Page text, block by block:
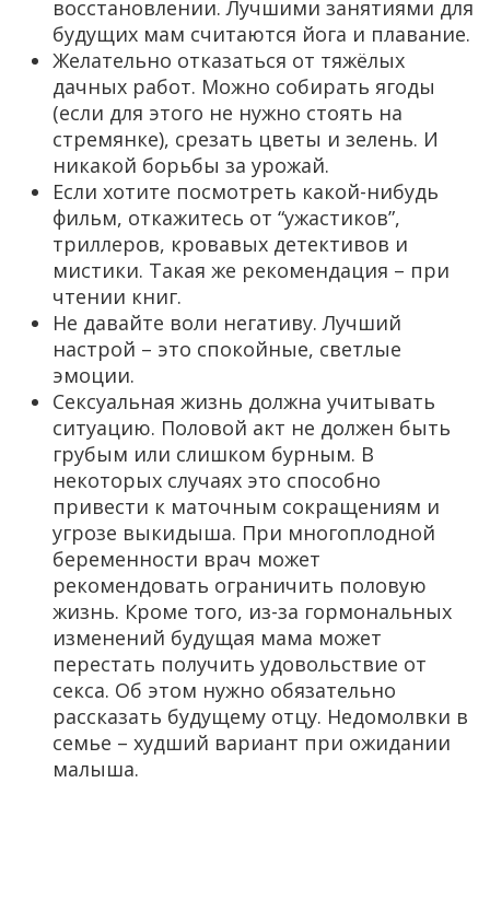
восстановлении. Лучшими занятиями для
будущих мам считаются йога и плавание.
Желательно отказаться от тяжёлых
дачных работ. Можно собирать ягоды
(если для этого не нужно стоять на
стремянке), срезать цветы и зелень. И
никакой борьбы за урожай.
Если хотите посмотреть какой-нибудь
фильм, откажитесь от “ужастиков”,
триллеров, кровавых детективов и
мистики. Такая же рекомендация – при
чтении книг.
Не давайте воли негативу. Лучший
настрой – это спокойные, светлые
эмоции.
Сексуальная жизнь должна учитывать
ситуацию. Половой акт не должен быть
грубым или слишком бурным. В
некоторых случаях это способно
привести к маточным сокращениям и
угрозе выкидыша. При многоплодной
беременности врач может
рекомендовать ограничить половую
жизнь. Кроме того, из-за гормональных
изменений будущая мама может
перестать получить удовольствие от
секса. Об этом нужно обязательно
рассказать будущему отцу. Недомолвки в
семье – худший вариант при ожидании
малыша.